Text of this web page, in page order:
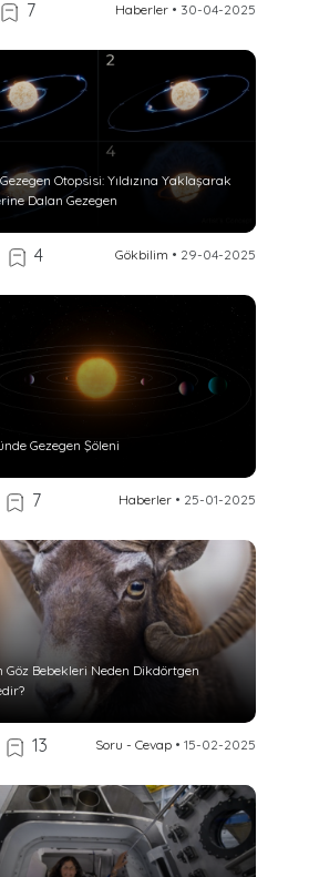
7 Haberler• 30-04-2025
Otopsisi: Yıldızına Yaklaşarak
Dalan Gezegen
4 Gökbilim • 29-04-2025
Gezegen Şöleni
7 Haberler• 25-01-2025
Göz Bebekleri Neden Dikdörtgen
13 Soru - Cevap• 15-02-2025